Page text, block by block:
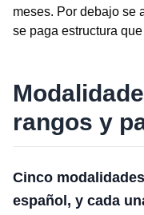
meses. Por debajo se
se paga estructura
rangos y
Cinco
español, y cada